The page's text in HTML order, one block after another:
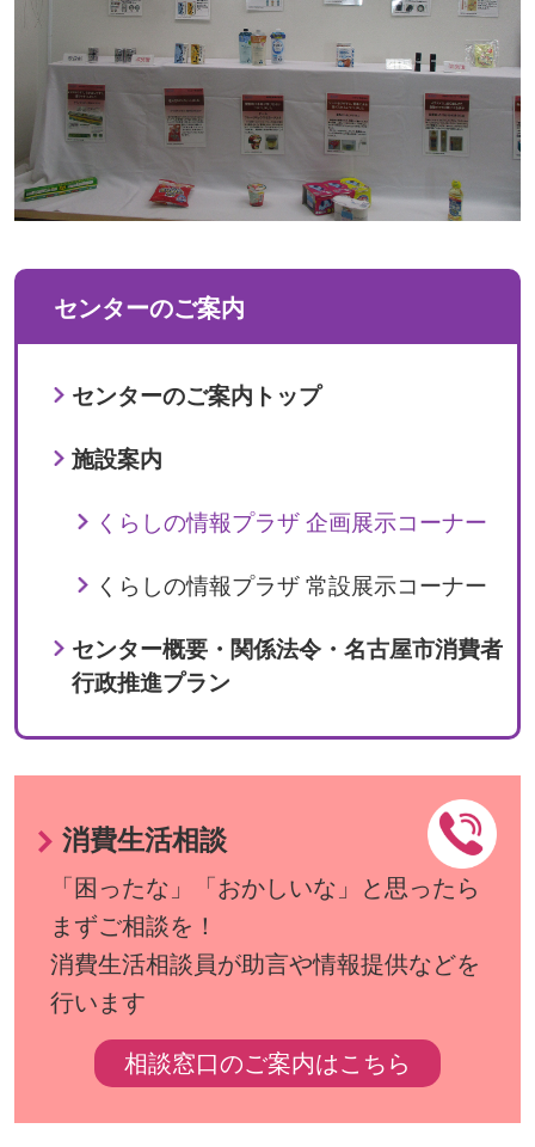
センターのご案内
センターのご案内トップ
施設案内
くらしの情報プラザ 企画展示コーナー
くらしの情報プラザ 常設展示コーナー
センター概要・関係法令・名古屋市消費者
行政推進プラン
消費生活相談
「困ったな」「おかしいな」と思ったら
まずご相談を！
消費生活相談員が助言や情報提供などを
行います
相談窓口のご案内はこちら